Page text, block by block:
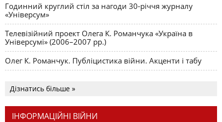
Годинний круглий стіл за нагоди 30-річчя журналу
«Універсум»
Телевізійний проект Олега К. Романчука «Україна в
Універсумі» (2006–2007 рр.)
Олег К. Романчук. Публіцистика війни. Акценти і табу
Дізнатись більше »
ІНФОРМАЦІЙНІ ВІЙНИ